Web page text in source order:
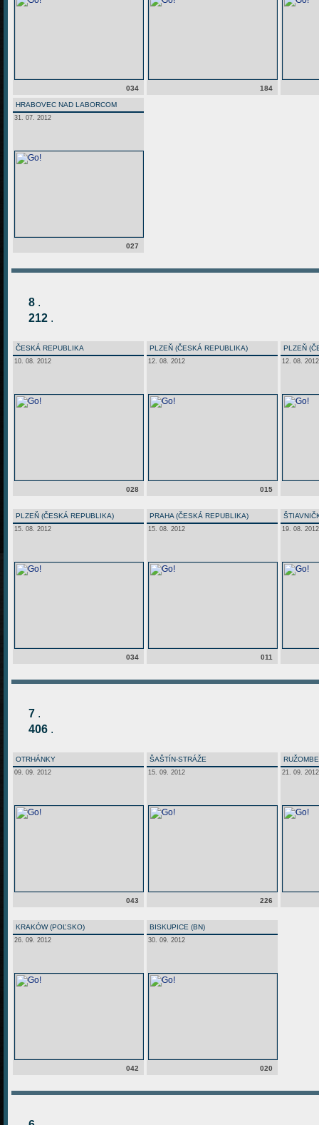
034 184
HRABOVEC NAD LABORCOM
31. 07. 2012
027
8 .
212 .
ČESKÁ REPUBLIKA
10. 08. 2012
028
PLZEŇ (ČESKÁ REPUBLIKA)
12. 08. 2012
015
PLZEŇ
12. 08. 2012
PLZEŇ (ČESKÁ REPUBLIKA)
15. 08. 2012
034
PRAHA (ČESKÁ REPUBLIKA)
15. 08. 2012
011
19. 08. 2012
7 .
406 .
OTRHÁNKY
09. 09. 2012
043
ŠAŠTÍN-STRÁŽE
15. 09. 2012
226
21. 09. 2012
KRAKÓW (POĽSKO)
26. 09. 2012
042
BISKUPICE (BN)
30. 09. 2012
020